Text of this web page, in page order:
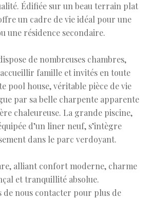
Édifiée sur un beau terrain plat
un cadre de vie idéal pour une
une résidence secondaire.
de nombreuses chambres,
famille et invités en toute
pool house, véritable pièce de vie
par sa belle charpente apparente
chaleureuse. La grande piscine,
d’un liner neuf, s’intègre
dans le parc verdoyant.
alliant confort moderne, charme
et tranquillité absolue.
de nous contacter pour plus de